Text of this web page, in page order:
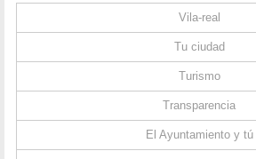
Vila-real
Tu ciudad
Turismo
Transparencia
El Ayuntamiento y tú